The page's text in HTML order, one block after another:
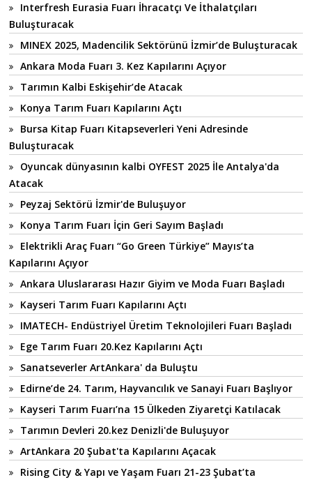
Interfresh Eurasia Fuarı İhracatçı Ve İthalatçıları
Buluşturacak
MINEX 2025, Madencilik Sektörünü İzmir’de Buluşturacak
Ankara Moda Fuarı 3. Kez Kapılarını Açıyor
Tarımın Kalbi Eskişehir’de Atacak
Konya Tarım Fuarı Kapılarını Açtı
Bursa Kitap Fuarı Kitapseverleri Yeni Adresinde
Buluşturacak
Oyuncak dünyasının kalbi OYFEST 2025 İle Antalya'da
Atacak
Peyzaj Sektörü İzmir'de Buluşuyor
Konya Tarım Fuarı İçin Geri Sayım Başladı
Elektrikli Araç Fuarı “Go Green Türkiye” Mayıs’ta
Kapılarını Açıyor
Ankara Uluslararası Hazır Giyim ve Moda Fuarı Başladı
Kayseri Tarım Fuarı Kapılarını Açtı
IMATECH- Endüstriyel Üretim Teknolojileri Fuarı Başladı
Ege Tarım Fuarı 20.Kez Kapılarını Açtı
Sanatseverler ArtAnkara' da Buluştu
Edirne’de 24. Tarım, Hayvancılık ve Sanayi Fuarı Başlıyor
Kayseri Tarım Fuarı’na 15 Ülkeden Ziyaretçi Katılacak
Tarımın Devleri 20.kez Denizli'de Buluşuyor
ArtAnkara 20 Şubat'ta Kapılarını Açacak
Rising City & Yapı ve Yaşam Fuarı 21-23 Şubat’ta